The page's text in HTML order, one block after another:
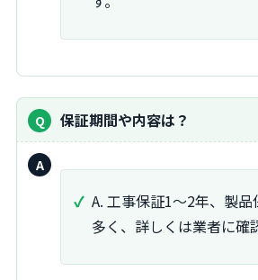
質
問：
保証期間や内容は？
回
A. 工事保証1〜2年、製
多く、詳しくは業者に確